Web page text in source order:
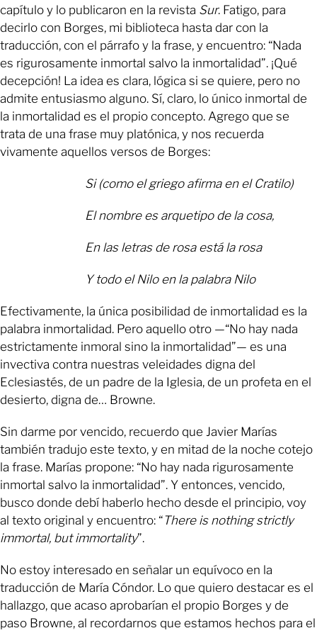
capítulo y lo publicaron en la revista Sur. Fatigo, para
decirlo con Borges, mi biblioteca hasta dar con la
traducción, con el párrafo y la frase, y encuentro: “Nada
es rigurosamente inmortal salvo la inmortalidad”. ¡Qué
decepción! La idea es clara, lógica si se quiere, pero no
admite entusiasmo alguno. Sí, claro, lo único inmortal de
la inmortalidad es el propio concepto. Agrego que se
trata de una frase muy platónica, y nos recuerda
vivamente aquellos versos de Borges:
Si (como el griego afirma en el Cratilo)
El nombre es arquetipo de la cosa,
En las letras de rosa está la rosa
Y todo el Nilo en la palabra Nilo
Efectivamente, la única posibilidad de inmortalidad es la
palabra inmortalidad. Pero aquello otro —“No hay nada
estrictamente inmoral sino la inmortalidad”— es una
invectiva contra nuestras veleidades digna del
Eclesiastés, de un padre de la Iglesia, de un profeta en el
desierto, digna de… Browne.
Sin darme por vencido, recuerdo que Javier Marías
también tradujo este texto, y en mitad de la noche cotejo
la frase. Marías propone: “No hay nada rigurosamente
inmortal salvo la inmortalidad”. Y entonces, vencido,
busco donde debí haberlo hecho desde el principio, voy
al texto original y encuentro: “There is nothing strictly
immortal, but immortality”.
No estoy interesado en señalar un equívoco en la
traducción de María Cóndor. Lo que quiero destacar es el
hallazgo, que acaso aprobarían el propio Borges y de
paso Browne, al recordarnos que estamos hechos para el